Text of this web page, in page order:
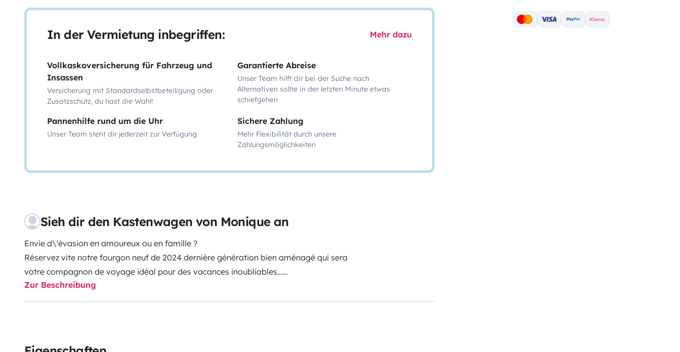
In der Vermietung inbegriffen: Mehr dazu
Vollkaskoversicherung für Fahrzeug und
Insassen
Versicherung mit Standardselbstbeteiligung oder
Zusatzschutz, du hast die Wahl!
Garantierte Abreise
Unser Team hilft dir bei der Suche nach
Alternativen sollte in der letzten Minute etwas
schiefgehen
Pannenhilfe rund um die Uhr
Unser Team steht dir jederzeit zur Verfügung
Sichere Zahlung
Mehr Flexibilität durch unsere
Zahlungsmöglichkeiten
Sieh dir den Kastenwagen von Monique an
Envie d\'évasion en amoureux ou en famille ?
Réservez vite notre fourgon neuf de 2024 dernière génération bien aménagé qui sera
votre compagnon de voyage idéal pour des vacances inoubliables…
Laissez vous tenter et découvrez dés maintenant une sensation unique de liberté au
Zur Beschreibung